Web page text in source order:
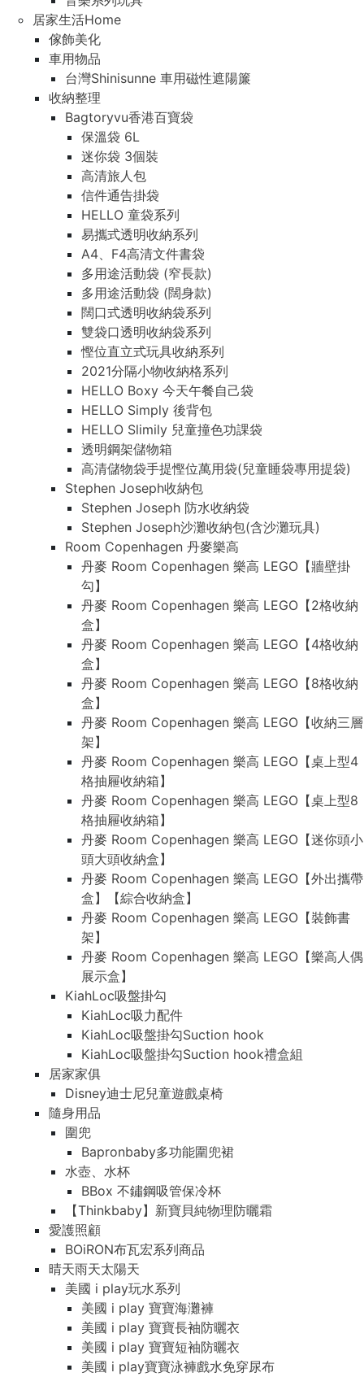
居家生活Home
傢飾美化
車用物品
台灣Shinisunne 車用磁性遮陽簾
收納整理
Bagtoryvu香港百寶袋
保溫袋 6L
迷你袋 3個裝
高清旅人包
信件通告掛袋
HELLO 童袋系列
易攜式透明收納系列
A4、F4高清文件書袋
多用途活動袋 (窄長款)
多用途活動袋 (闊身款)
闊口式透明收納袋系列
雙袋口透明收納袋系列
慳位直立式玩具收納系列
2021分隔小物收納格系列
HELLO Boxy 今天午餐自己袋
HELLO Simply 後背包
HELLO Slimily 兒童撞色功課袋
透明鋼架儲物箱
高清儲物袋手提慳位萬用袋(兒童睡袋專用提袋)
Stephen Joseph收納包
Stephen Joseph 防水收納袋
Stephen Joseph沙灘收納包(含沙灘玩具)
Room Copenhagen 丹麥樂高
丹麥 Room Copenhagen 樂高 LEGO【牆壁掛
勾】
丹麥 Room Copenhagen 樂高 LEGO【2格收納
盒】
丹麥 Room Copenhagen 樂高 LEGO【4格收納
盒】
丹麥 Room Copenhagen 樂高 LEGO【8格收納
盒】
丹麥 Room Copenhagen 樂高 LEGO【收納三層
架】
丹麥 Room Copenhagen 樂高 LEGO【桌上型4
格抽屜收納箱】
丹麥 Room Copenhagen 樂高 LEGO【桌上型8
格抽屜收納箱】
丹麥 Room Copenhagen 樂高 LEGO【迷你頭小
頭大頭收納盒】
丹麥 Room Copenhagen 樂高 LEGO【外出攜帶
盒】【綜合收納盒】
丹麥 Room Copenhagen 樂高 LEGO【裝飾書
架】
丹麥 Room Copenhagen 樂高 LEGO【樂高人偶
展示盒】
KiahLoc吸盤掛勾
KiahLoc吸力配件
KiahLoc吸盤掛勾Suction hook
KiahLoc吸盤掛勾Suction hook禮盒組
居家家俱
Disney迪士尼兒童遊戲桌椅
隨身用品
圍兜
Bapronbaby多功能圍兜裙
水壺、水杯
BBox 不鏽鋼吸管保冷杯
【Thinkbaby】新寶貝純物理防曬霜
愛護照顧
BOiRON布瓦宏系列商品
晴天雨天太陽天
美國 i play玩水系列
美國 i play 寶寶海灘褲
美國 i play 寶寶長袖防曬衣
美國 i play 寶寶短袖防曬衣
美國 i play寶寶泳褲戲水免穿尿布